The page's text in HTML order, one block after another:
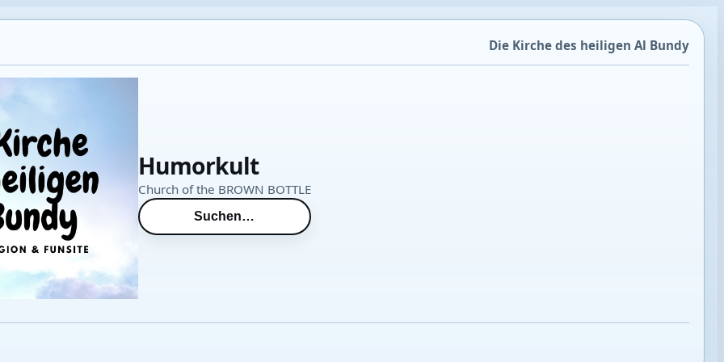
Die Kirche des heiligen Al Bundy
Humorkult
Church of the BROWN BOTTLE
Suchen…